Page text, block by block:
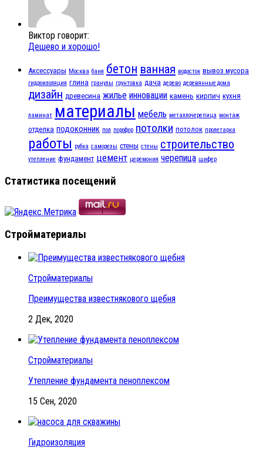
Виктор говорит:
Дешево и хорошо!
Аксессуары Москва баня бетон ванная водосток вывоз мусора
гидроизоляция глина гранулы грунтовка дача дерево деревянные дома
дизайн древесина жилье инновации камень кирпич кухня
ламинат материалы мебель металлочерепица монтаж
отделка подоконник пол порофор потолки потолок пролетарка
работы рубка саморезы стены стены строительство
утепление фундамент цемент церемония черепица шифер
Статистика посещений
Стройматериалы
Стройматериалы
Преимущества известнякового щебня
2 Дек, 2020
Стройматериалы
Утепление фундамента пеноплексом
15 Сен, 2020
Гидроизоляция